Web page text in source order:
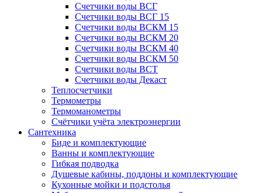
Счетчики воды ВСГ
Счетчики воды ВСГ 15
Счетчики воды ВСКМ 15
Счетчики воды ВСКМ 20
Счетчики воды ВСКМ 40
Счетчики воды ВСКМ 50
Счетчики воды ВСТ
Счетчики воды Декаст
Теплосчетчики
Термометры
Термоманометры
Счётчики учёта электроэнергии
Сантехника
Биде и комплектующие
Ванны и комплектующие
Гибкая подводка
Душевые кабины, поддоны и комплектующие
Кухонные мойки и подстолья